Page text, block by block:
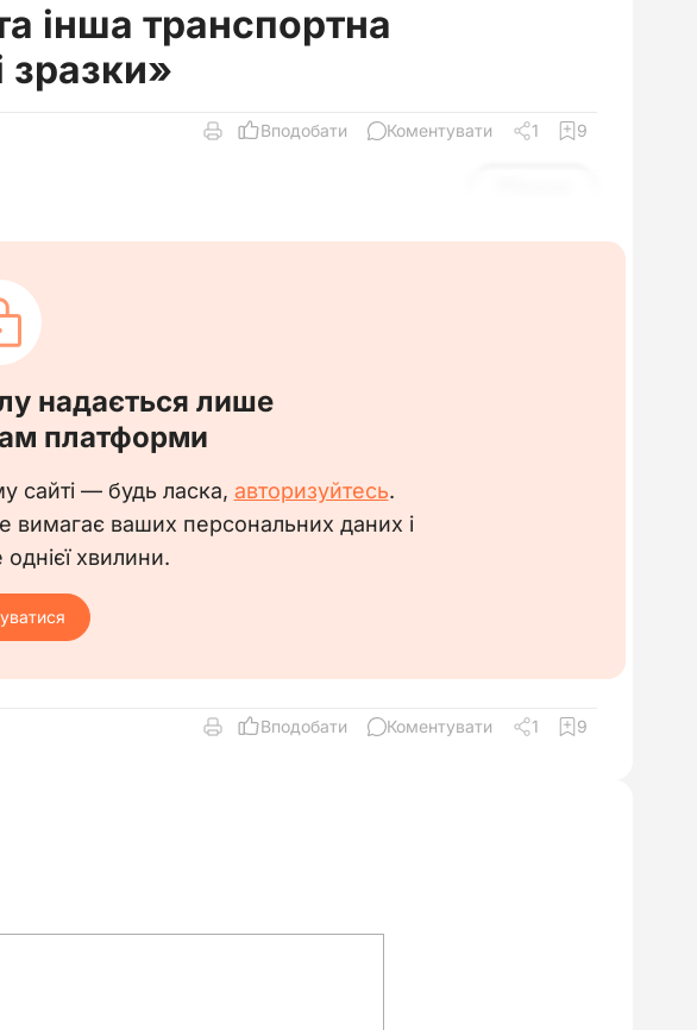
інша транспортна
зразки»
Вподобати Коментувати 1 9
надається лише
платформи
сайті — будь ласка, авторизуйтесь.
вимагає ваших персональних даних і
хвилини.
Вподобати Коментувати 1 9